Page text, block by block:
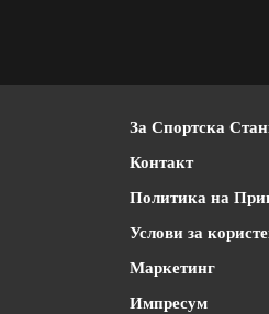
За Спортска
Контакт
Политика на
Услови за
Маркетинг
Импресум